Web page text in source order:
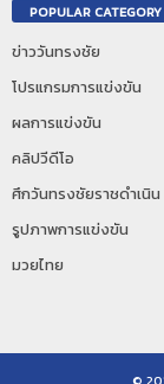
POPULAR CATEGORY
ข่าววันทรงชัย
โปรแกรมการแข่งขัน
ผลการแข่งขัน
คลิปวีดีโอ
ศึกวันทรงชัยราชดำเนิน
รูปภาพการแข่งขัน
มวยไทย